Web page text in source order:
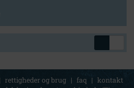
rettigheder og brug | faq | kontakt